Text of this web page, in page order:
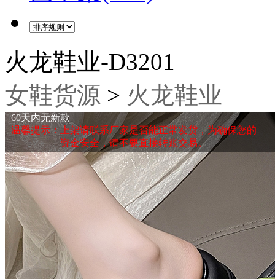
火龙鞋业-D3201
女鞋货源 > 火龙鞋业
60天内无新款
温馨提示：上架请联系厂家是否能正常发货，为确保您的
资金安全，请不要直接转账交易。